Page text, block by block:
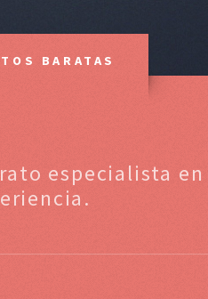
BARATAS
especialista